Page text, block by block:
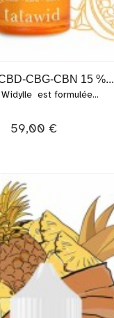
CBG-CBN 15 %...
est formulée...
59,00 €